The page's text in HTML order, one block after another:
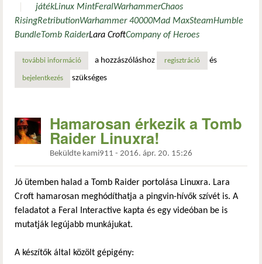
játékLinux MintFeralWarhammerChaos
RisingRetributionWarhammer 40000Mad MaxSteamHumble
BundleTomb RaiderLara CroftCompany of Heroes
további információúj játékok a steamen és több, mint 2000 játék összesen
a hozzászóláshoz regisztráció és
bejelentkezés szükséges
Hamarosan érkezik a Tomb
Raider Linuxra!
Beküldte kami911 - 2016. ápr. 20. 15:26
Jó ütemben halad a Tomb Raider portolása Linuxra. Lara
Croft hamarosan meghódíthatja a pingvin-hívők szívét is. A
feladatot a Feral Interactive kapta és egy videóban be is
mutatják legújabb munkájukat.
A készítők által közölt gépigény: